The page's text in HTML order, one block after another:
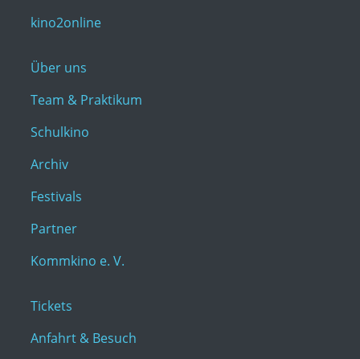
kino2online
Über uns
Team & Praktikum
Schulkino
Archiv
Festivals
Partner
Kommkino e. V.
Tickets
Anfahrt & Besuch